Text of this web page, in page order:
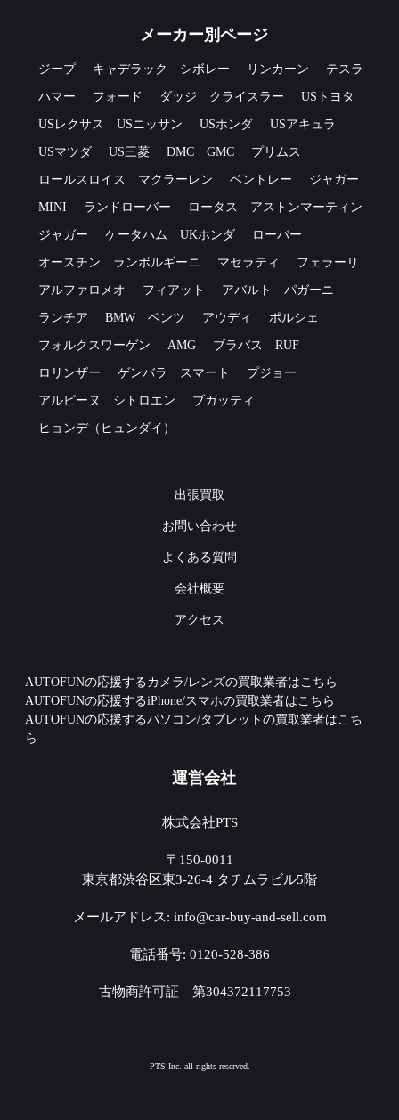
メーカー別ページ
ジープ キャデラック シボレー リンカーン テスラ
ハマー フォード ダッジ クライスラー USトヨタ
USレクサス USニッサン USホンダ USアキュラ
USマツダ US三菱 DMC GMC プリムス
ロールスロイス マクラーレン ベントレー ジャガー
MINI ランドローバー ロータス アストンマーティン
ジャガー ケータハム UKホンダ ローバー
オースチン ランボルギーニ マセラティ フェラーリ
アルファロメオ フィアット アバルト パガーニ
ランチア BMW ベンツ アウディ ポルシェ
フォルクスワーゲン AMG ブラバス RUF
ロリンザー ゲンバラ スマート プジョー
アルピーヌ シトロエン ブガッティ
ヒョンデ（ヒュンダイ）
出張買取
お問い合わせ
よくある質問
会社概要
アクセス
AUTOFUNの応援するカメラ/レンズの買取業者はこちら
AUTOFUNの応援するiPhone/スマホの買取業者はこちら
AUTOFUNの応援するパソコン/タブレットの買取業者はこち
ら
運営会社
株式会社PTS
〒150-0011
東京都渋谷区東3-26-4 タチムラビル5階
メールアドレス: info@car-buy-and-sell.com
電話番号: 0120-528-386
古物商許可証 第304372117753
PTS Inc. all rights reserved.